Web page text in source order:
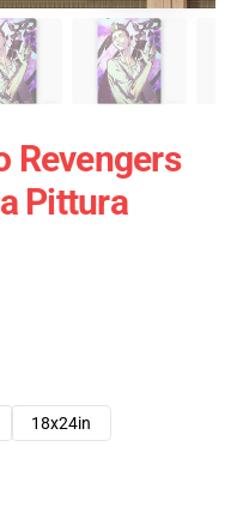
Revengers
Pittura
18x24in